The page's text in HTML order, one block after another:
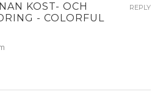
KOST- OCH
- COLORFUL
REPLY